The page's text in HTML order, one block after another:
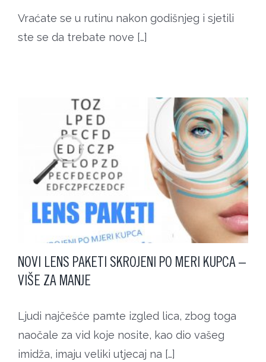
Vraćate se u rutinu nakon godišnjeg i sjetili
ste se da trebate nove […]
NOVI LENS PAKETI SKROJENI PO MERI KUPCA –
VIŠE ZA MANJE
Ljudi najčešće pamte izgled lica, zbog toga
naočale za vid koje nosite, kao dio vašeg
imidža, imaju veliki utjecaj na […]